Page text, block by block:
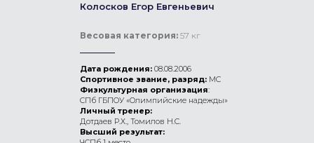
Колосков Егор Евгеньевич
Весовая категория: 57 кг
Дата рождения: 08.08.2006
Спортивное звание, разряд: МС
Физкультурная организация:
СПб ГБПОУ «Олимпийские надежды»
Личный тренер:
Дотдаев Р.Х., Томилов Н.С.
Высший результат: